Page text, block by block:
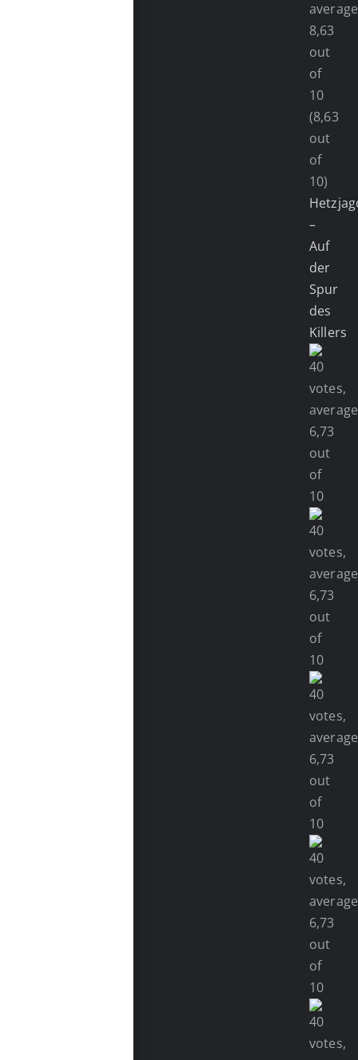
(8,63
out
of
10)
–
Auf
der
Spur
des
Killers